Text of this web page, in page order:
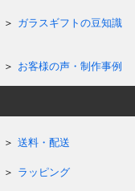
ガラスギフトの豆知識
お客様の声・制作事例
送料・配送
ラッピング